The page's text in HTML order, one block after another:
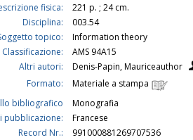
fisica:
221 p. ; 24 cm.
Disciplina:
003.54
topico:
Information theory
Classificazione:
AMS 94A15
Altri autori:
Denis-Papin, Mauriceauthor
Formato:
Materiale a stampa
bibliografico
Monografia
pubblicazione:
Francese
Record Nr.:
991000881269707536